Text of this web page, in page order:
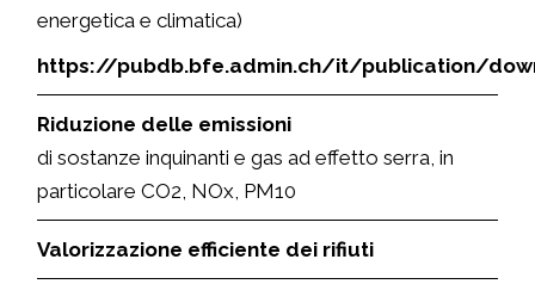
energetica e climatica)
https://pubdb.bfe.admin.ch/it/publication/
Riduzione delle emissioni
di sostanze inquinanti e gas ad effetto serra, in
particolare CO2, NOx, PM10
Valorizzazione efficiente dei rifiuti